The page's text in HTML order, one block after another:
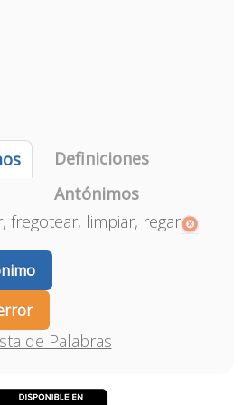
Definiciones
Antónimos
fregotear, limpiar, regar
de Palabras